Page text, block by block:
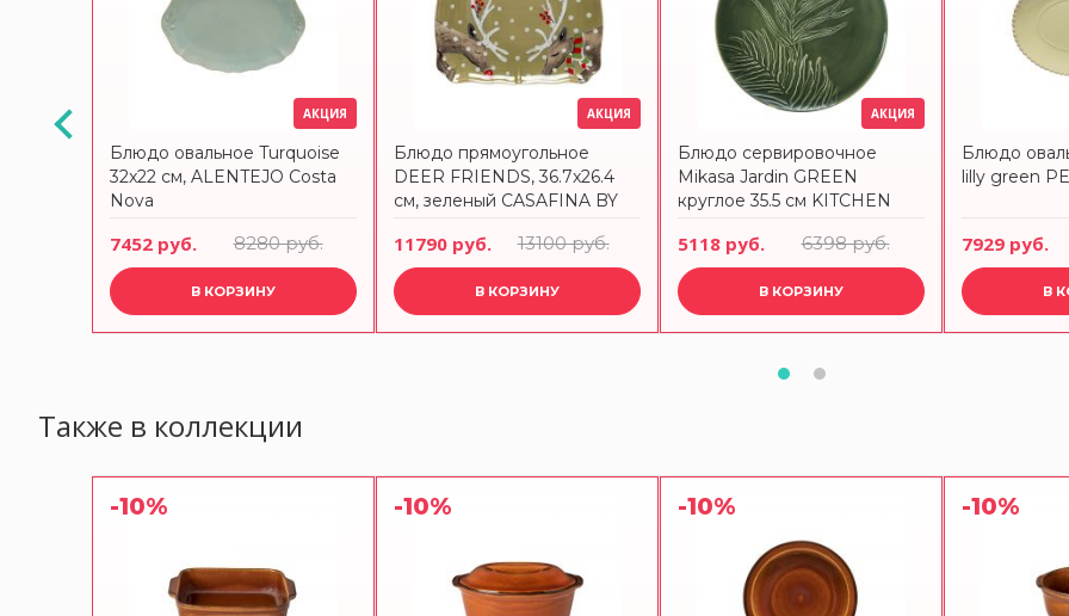
АКЦИЯ АКЦИЯ
Блюдо овальное Turquoise
32x22 см, ALENTEJO Costa
Nova
7452 руб. 8280 руб.
В КОРЗИНУ
АКЦИЯ
Блюдо прямоугольное
DEER FRIENDS, 36.7x26.4
см, зеленый CASAFINA BY
11790 руб. 13100 руб.
В КОРЗИНУ
АКЦИЯ
Блюдо сервировочное
Mikasa Jardin GREEN
круглое 35.5 см KITCHEN
5118 руб. 6398 руб.
В КОРЗИНУ
Блюдо
lilly green
7929 руб.
В
Также в коллекции
-10% -10% -10% -10%